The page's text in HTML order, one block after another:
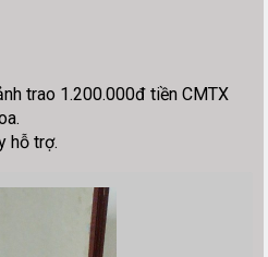
trao 1.200.000đ tiền CMTX
hỗ trợ.